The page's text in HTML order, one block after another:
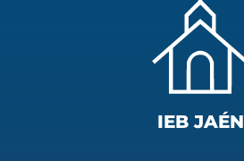
IEB JAÉN